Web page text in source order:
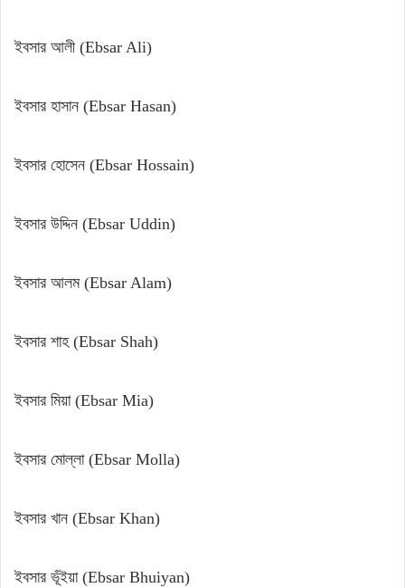
ইবসার আলী (Ebsar Ali)
ইবসার হাসান (Ebsar Hasan)
ইবসার হোসেন (Ebsar Hossain)
ইবসার উদ্দিন (Ebsar Uddin)
ইবসার আলম (Ebsar Alam)
ইবসার শাহ (Ebsar Shah)
ইবসার মিয়া (Ebsar Mia)
ইবসার মোল্লা (Ebsar Molla)
ইবসার খান (Ebsar Khan)
ইবসার ভূঁইয়া (Ebsar Bhuiyan)